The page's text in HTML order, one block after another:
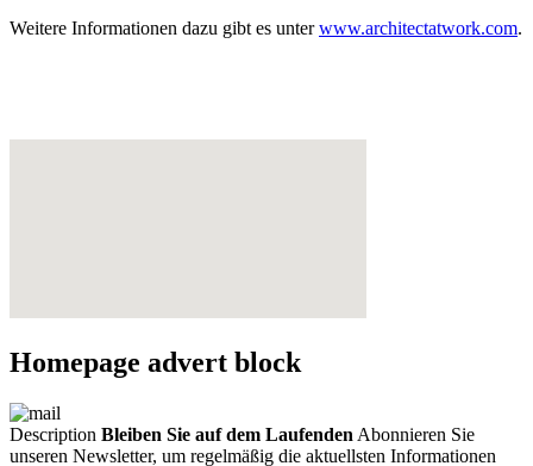
Weitere Informationen dazu gibt es unterwww.architectatwork.com.
Homepage advert block
Description Bleiben Sie auf dem Laufenden Abonnieren Sie
unseren Newsletter, um regelmäßig die aktuellsten Informationen